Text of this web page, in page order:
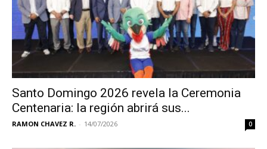
Santo Domingo 2026 revela la Ceremonia
Centenaria: la región abrirá sus...
RAMON CHAVEZ R. - 14/07/2026 0